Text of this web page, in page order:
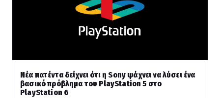
Νέα πατέντα δείχνει ότι η Sony ψάχνει να λύσει ένα
βασικό πρόβλημα του PlayStation 5 στο
PlayStation 6